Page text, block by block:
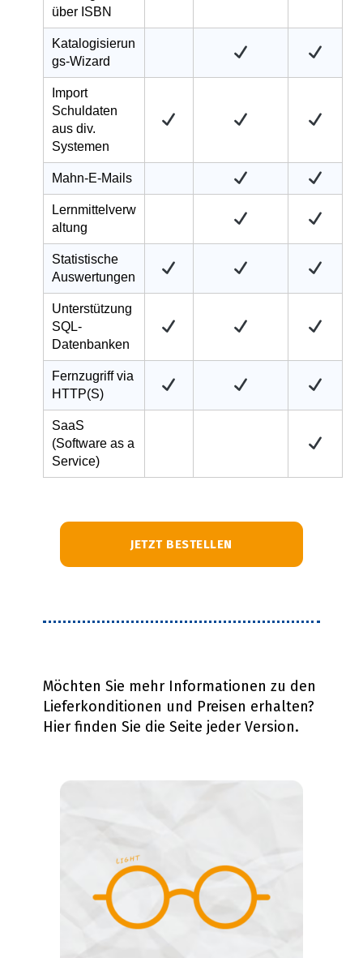
über ISBN
Katalogisierun
gs-Wizard
Import
Schuldaten
aus div.
Systemen
Mahn-E-Mails
Lernmittelverw
altung
Statistische
Auswertungen
Unterstützung
SQL-
Datenbanken
Fernzugriff via
HTTP(S)
SaaS
(Software as a
Service)
JETZT BESTELLEN
Möchten Sie mehr Informationen zu den
Lieferkonditionen und Preisen erhalten?
Hier finden Sie die Seite jeder Version.